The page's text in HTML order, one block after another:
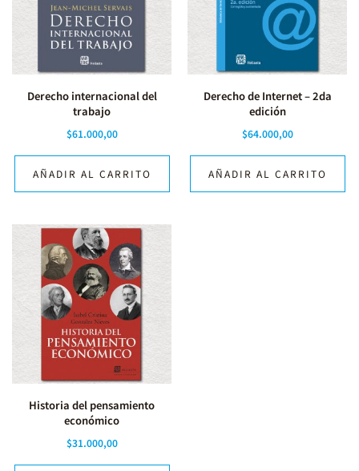
Derecho internacional del
trabajo
$61.000,00
AÑADIR AL CARRITO
Derecho de Internet – 2da
edición
$64.000,00
AÑADIR AL CARRITO
Historia del pensamiento
económico
$31.000,00